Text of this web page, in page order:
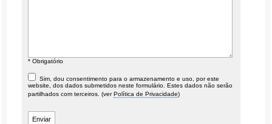
* Obrigatório
Sim, dou consentimento para o armazenamento e uso, por este
website, dos dados submetidos neste formulário. Estes dados não serão
partilhados com terceiros. (verPolítica de Privacidade)